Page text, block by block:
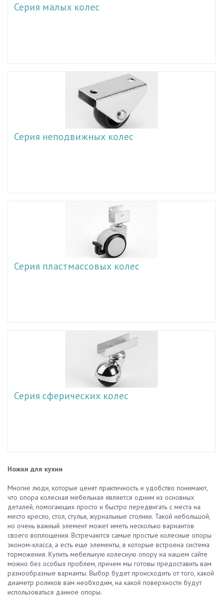
Серия малых колес
Серия неподвижных колес
Серия пластмассовых колес
Серия сферических колес
Ножки для кухни
Многие люди, которые ценят практичность и удобство понимают,
что опора колесная мебельная является одним из основных
деталей, помогающих просто и быстро передвигать с места на
место кресло, стол, стулья, журнальные столики. Такой небольшой,
но очень важный элемент может иметь несколько вариантов
своего воплощения. Встречаются самые простые колесные опоры
эконом-класса, а есть еще элементы, в которые встроена система
торможения. Купить мебельную колесную опору на нашем сайте
можно без особых проблем, причем мы готовы предоставить вам
разнообразные варианты. Выбор будет происходить от того, какой
диаметр роликов вам необходим, на какой поверхности будут
использоваться данное опоры.